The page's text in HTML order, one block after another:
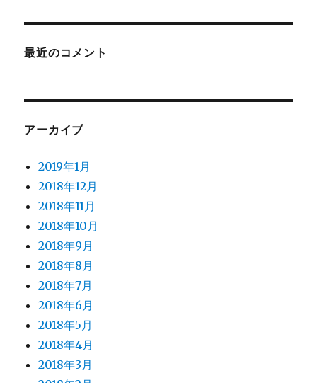
最近のコメント
アーカイブ
2019年1月
2018年12月
2018年11月
2018年10月
2018年9月
2018年8月
2018年7月
2018年6月
2018年5月
2018年4月
2018年3月